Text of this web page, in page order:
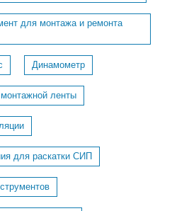
для монтажа и ремонта
Динамометр
ленты
для раскатки СИП